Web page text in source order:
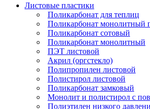
Листовые пластики
Поликарбонат для теплиц
Поликарбонат монолитный
Поликарбонат сотовый
Поликарбонат монолитный
ПЭТ листовой
Акрил (оргстекло)
Полипропилен листовой
Полистирол листовой
Поликарбонат замковый
Монолит и полистирол с
Полиэтилен низкого